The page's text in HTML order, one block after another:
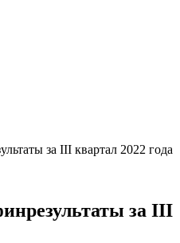
за III квартал 2022 года
за III